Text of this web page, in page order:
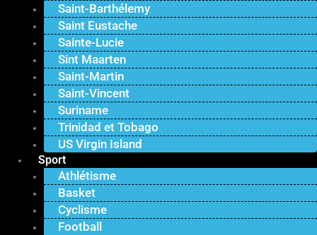
Saint-Barthélemy
Saint Eustache
Sainte-Lucie
Sint Maarten
Saint-Martin
Saint-Vincent
Suriname
Trinidad et Tobago
US Virgin Island
Sport
Athlétisme
Basket
Cyclisme
Football